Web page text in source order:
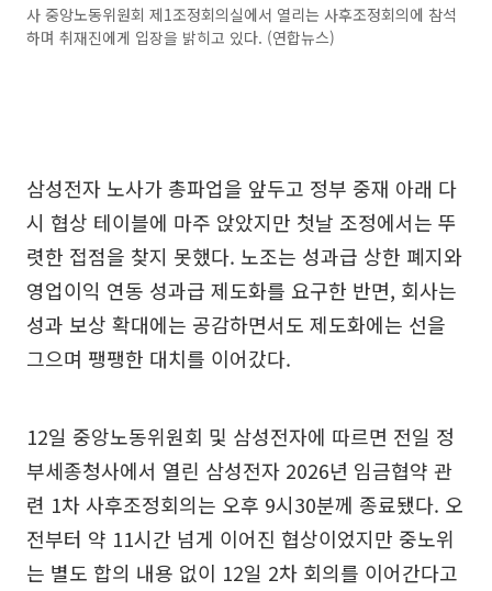
사 중앙노동위원회 제1조정회의실에서 열리는 사후조정회의에 참석
하며 취재진에게 입장을 밝히고 있다. (연합뉴스)
삼성전자 노사가 총파업을 앞두고 정부 중재 아래 다
시 협상 테이블에 마주 앉았지만 첫날 조정에서는 뚜
렷한 접점을 찾지 못했다. 노조는 성과급 상한 폐지와
영업이익 연동 성과급 제도화를 요구한 반면, 회사는
성과 보상 확대에는 공감하면서도 제도화에는 선을
그으며 팽팽한 대치를 이어갔다.
12일 중앙노동위원회 및 삼성전자에 따르면 전일 정
부세종청사에서 열린 삼성전자 2026년 임금협약 관
련 1차 사후조정회의는 오후 9시30분께 종료됐다. 오
전부터 약 11시간 넘게 이어진 협상이었지만 중노위
는 별도 합의 내용 없이 12일 2차 회의를 이어간다고